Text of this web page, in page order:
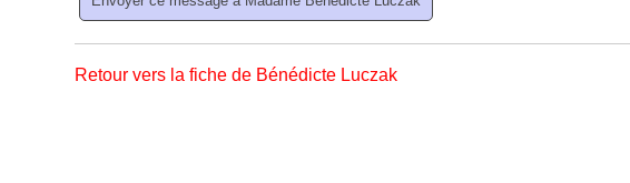
Retour vers la fiche de Bénédicte Luczak